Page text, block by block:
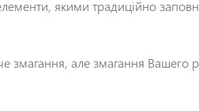
елементи, якими традиційно
змагання, але змагання Вашего